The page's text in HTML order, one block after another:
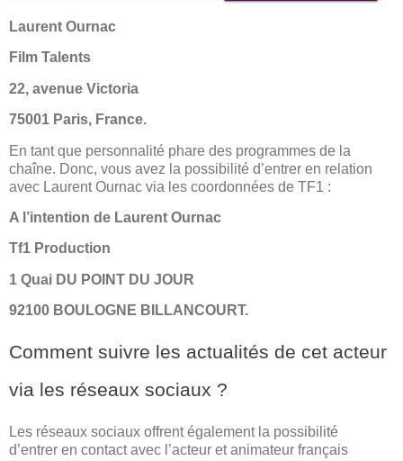
Laurent Ournac
Film Talents
22, avenue Victoria
75001 Paris, France.
En tant que personnalité phare des programmes de la
chaîne. Donc, vous avez la possibilité d’entrer en relation
avec Laurent Ournac via les coordonnées de TF1 :
A l’intention de Laurent Ournac
Tf1 Production
1 Quai DU POINT DU JOUR
92100 BOULOGNE BILLANCOURT.
Comment suivre les actualités de cet acteur
via les réseaux sociaux ?
Les réseaux sociaux offrent également la possibilité
d’entrer en contact avec l’acteur et animateur français